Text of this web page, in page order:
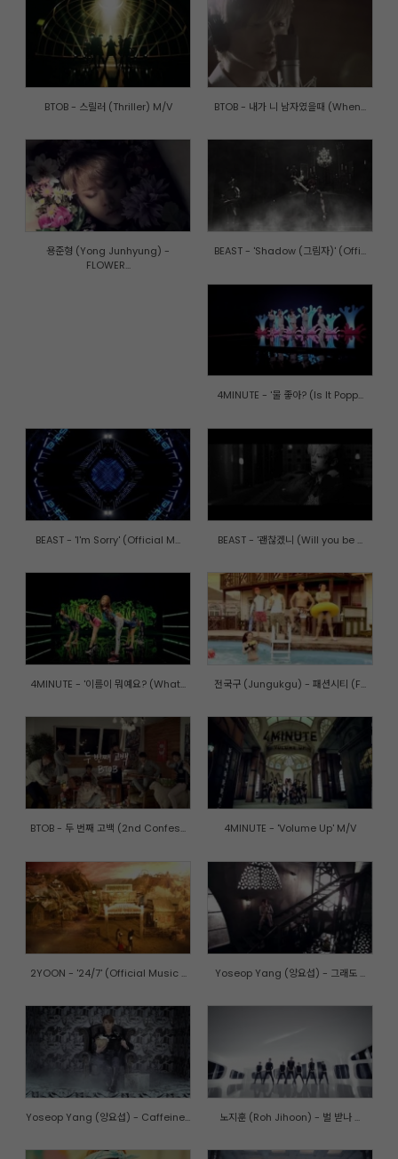
BTOB - 스릴러 (Thriller) M/V BTOB - 내가 니 남자였을때 (When...
용준형 (Yong Junhyung) -
FLOWER...
BEAST - 'Shadow (그림자)' (Offi...
4MINUTE - '물 좋아? (Is It Popp...
BEAST - 'I'm Sorry' (Official M... BEAST - '괜찮겠니 (Will you be ...
4MINUTE - '이름이 뭐예요? (What... 전국구 (Jungukgu) - 패션시티 (F...
BTOB - 두 번째 고백 (2nd Confes... 4MINUTE - 'Volume Up' M/V
2YOON - '24/7' (Official Music ... Yoseop Yang (양요섭) - 그래도 ...
Yoseop Yang (양요섭) - Caffeine... 노지훈 (Roh Jihoon) - 벌 받나 ...